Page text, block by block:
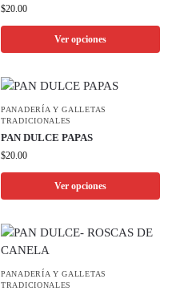
$20.00
Ver opciones
PANADERÍA Y GALLETAS
TRADICIONALES
PAN DULCE PAPAS
$20.00
Ver opciones
PANADERÍA Y GALLETAS
TRADICIONALES